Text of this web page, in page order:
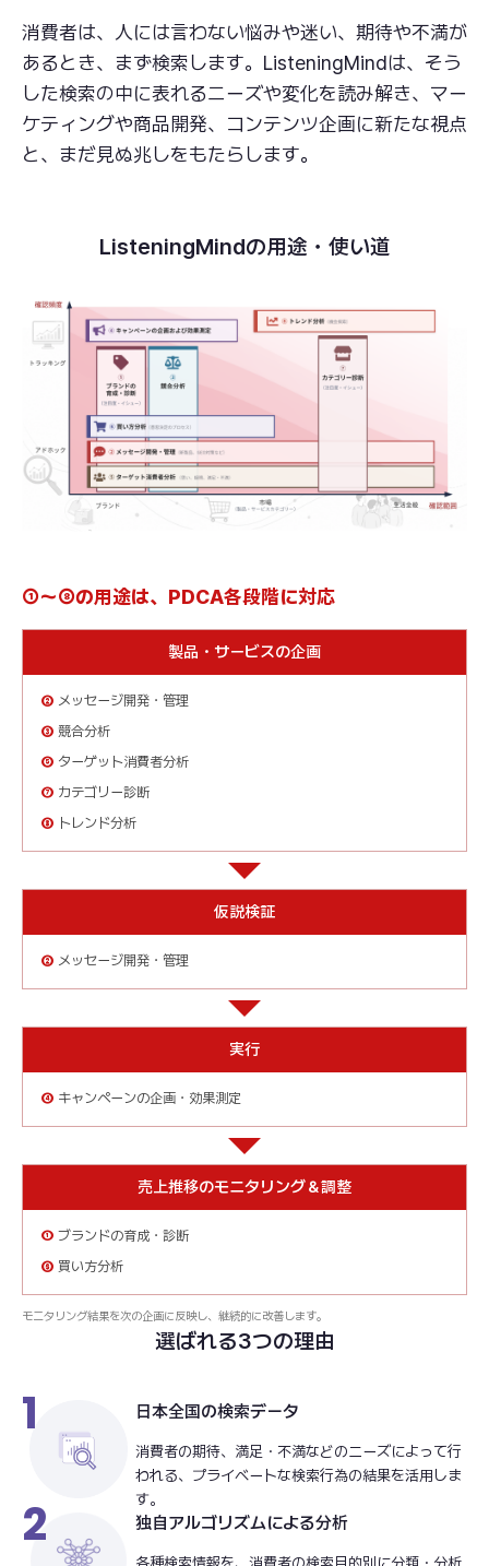
消費者は、人には言わない悩みや迷い、期待や不満が
あるとき、まず検索します。 ListeningMindは、そう
した検索の中に表れるニーズや変化を読み解き、 マー
ケティングや商品開発、コンテンツ企画に新たな視点
と、まだ見ぬ兆しをもたらします。
ListeningMindの用途・使い道
①〜⑧の用途は、PDCA各段階に対応
製品・サービスの企画
② メッセージ開発・管理
③ 競合分析
⑤ ターゲット消費者分析
⑦ カテゴリー診断
⑧ トレンド分析
仮説検証
② メッセージ開発・管理
実行
④ キャンペーンの企画・効果測定
売上推移のモニタリング＆調整
① ブランドの育成・診断
⑥ 買い方分析
モニタリング結果を次の企画に反映し、継続的に改善します。
選ばれる3つの理由
1 日本全国の検索データ
消費者の期待、満足・不満などのニーズによって行
われる、プライベートな検索行為の結果を活用しま
す。
2 独自アルゴリズムによる分析